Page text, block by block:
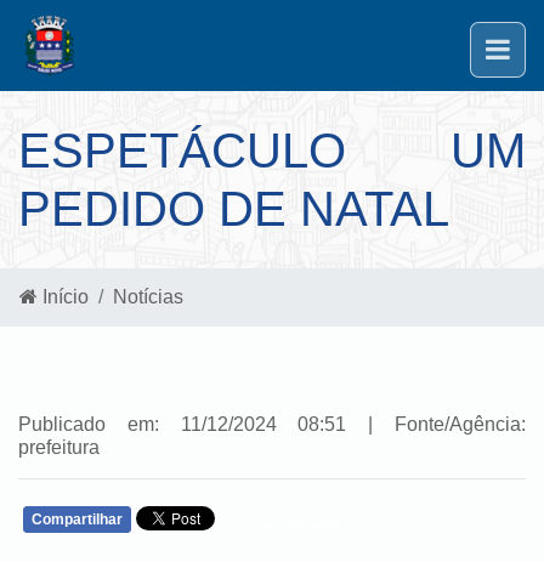
ESPETÁCULO UM
PEDIDO DE NATAL
Início Notícias
Publicado em: 11/12/2024 08:51 | Fonte/Agência:
prefeitura
Compartilhar